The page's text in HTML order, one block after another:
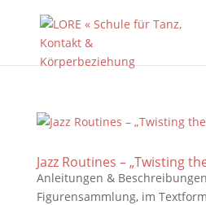
Jazz Routines – „Twisting
Anleitungen & Beschreibungen
Figurensammlung, im